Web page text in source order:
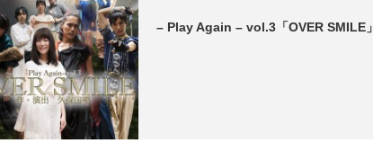
– Play Again – vol.3「OVER SMILE」